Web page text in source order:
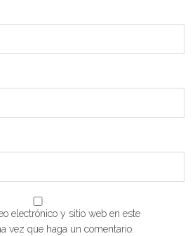
electrónico y sitio web en este
vez que haga un comentario.